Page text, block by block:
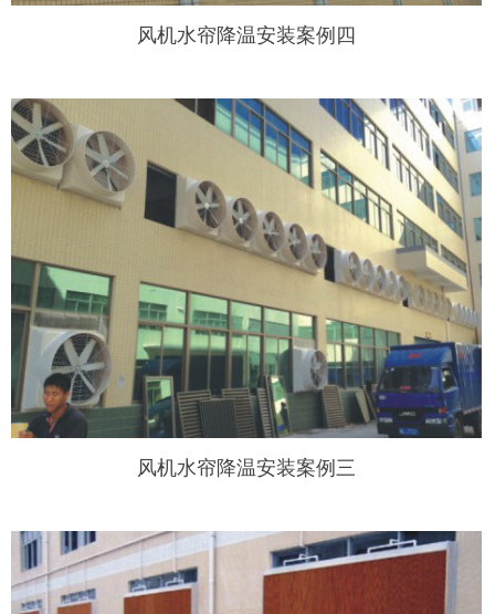
风机水帘降温安装案例四
风机水帘降温安装案例三